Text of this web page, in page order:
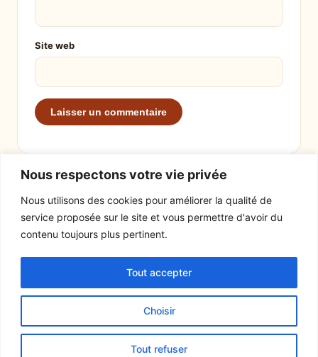
Nous respectons votre vie privée
Nous utilisons des cookies pour améliorer la qualité de
service proposée sur le site et vous permettre d'avoir du
contenu toujours plus pertinent.
Choisir
Tout refuser
Tout accepter
Site web
Actualités
Mentions légales
© 2026 Tout un fromage